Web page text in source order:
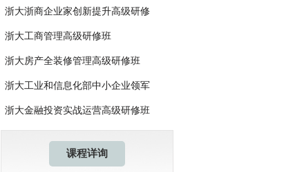
浙大浙商企业家创新提升高级研修
浙大工商管理高级研修班
浙大房产全装修管理高级研修班
浙大工业和信息化部中小企业领军
浙大金融投资实战运营高级研修班
课程详询